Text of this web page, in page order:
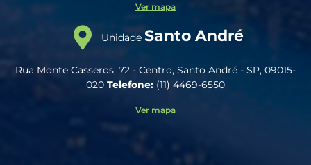
Ver mapa
Unidade Santo André
Rua Monte Casseros, 72 - Centro, Santo André - SP, 09015-
020 Telefone: (11) 4469-6550
Ver mapa